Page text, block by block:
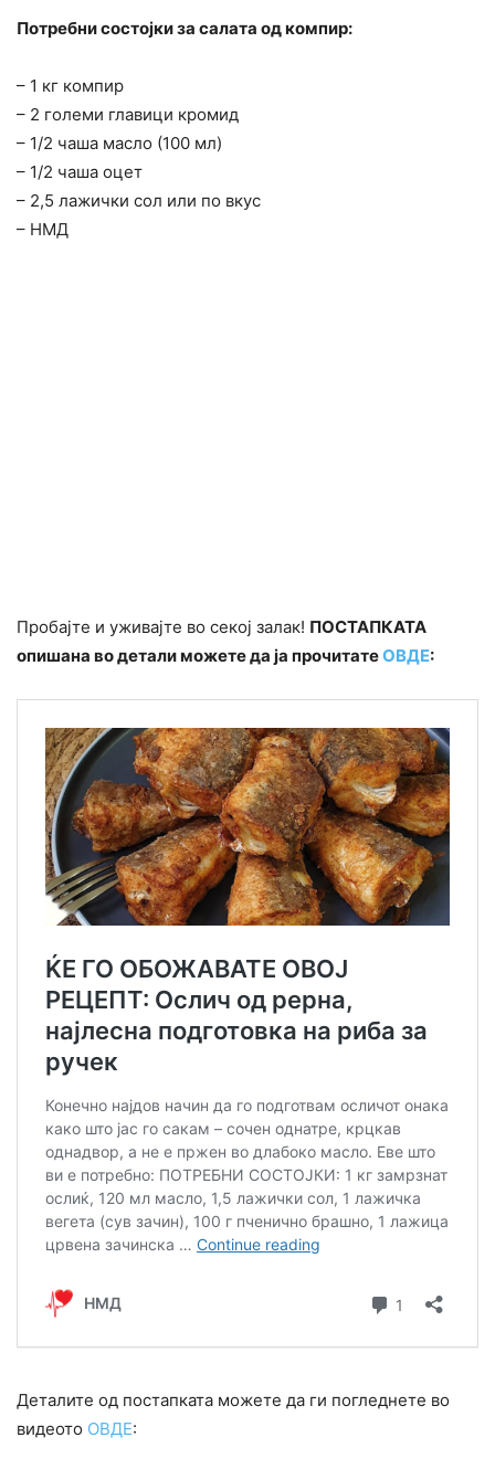
Потребни состојки за салата од компир:
– 1 кг компир
– 2 големи главици кромид
– 1/2 чаша масло (100 мл)
– 1/2 чаша оцет
– 2,5 лажички сол или по вкус
– НМД
Пробајте и уживајте во секој залак! ПОСТАПКАТА
опишана во детали можете да ја прочитатеОВДЕ:
Деталите од постапката можете да ги погледнете во
видеото ОВДЕ: